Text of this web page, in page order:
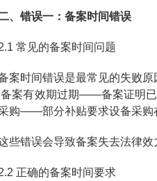
错误一：备案时间错误
常见的备案时间问题
时间错误是最常见的失败原
案有效期过期——备案证明
购——部分补贴要求设备采购
错误会导致备案失去法律效
正确的备案时间要求